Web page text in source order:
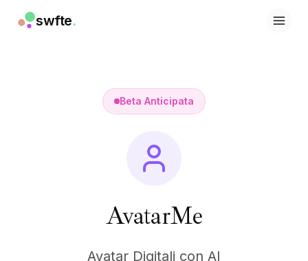
swfte.
Beta Anticipata
AvatarMe
Avatar Digitali con AI